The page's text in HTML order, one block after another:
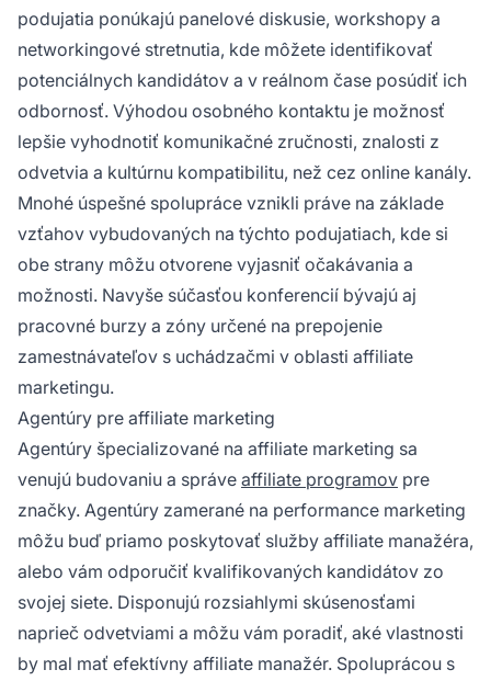
podujatia ponúkajú panelové diskusie, workshopy a
networkingové stretnutia, kde môžete identifikovať
potenciálnych kandidátov a v reálnom čase posúdiť ich
odbornosť. Výhodou osobného kontaktu je možnosť
lepšie vyhodnotiť komunikačné zručnosti, znalosti z
odvetvia a kultúrnu kompatibilitu, než cez online kanály.
Mnohé úspešné spolupráce vznikli práve na základe
vzťahov vybudovaných na týchto podujatiach, kde si
obe strany môžu otvorene vyjasniť očakávania a
možnosti. Navyše súčasťou konferencií bývajú aj
pracovné burzy a zóny určené na prepojenie
zamestnávateľov s uchádzačmi v oblasti affiliate
marketingu.
Agentúry pre affiliate marketing
Agentúry špecializované na affiliate marketing sa
venujú budovaniu a správe affiliate programov pre
značky. Agentúry zamerané na performance marketing
môžu buď priamo poskytovať služby affiliate manažéra,
alebo vám odporučiť kvalifikovaných kandidátov zo
svojej siete. Disponujú rozsiahlymi skúsenosťami
naprieč odvetviami a môžu vám poradiť, aké vlastnosti
by mal mať efektívny affiliate manažér. Spoluprácou s